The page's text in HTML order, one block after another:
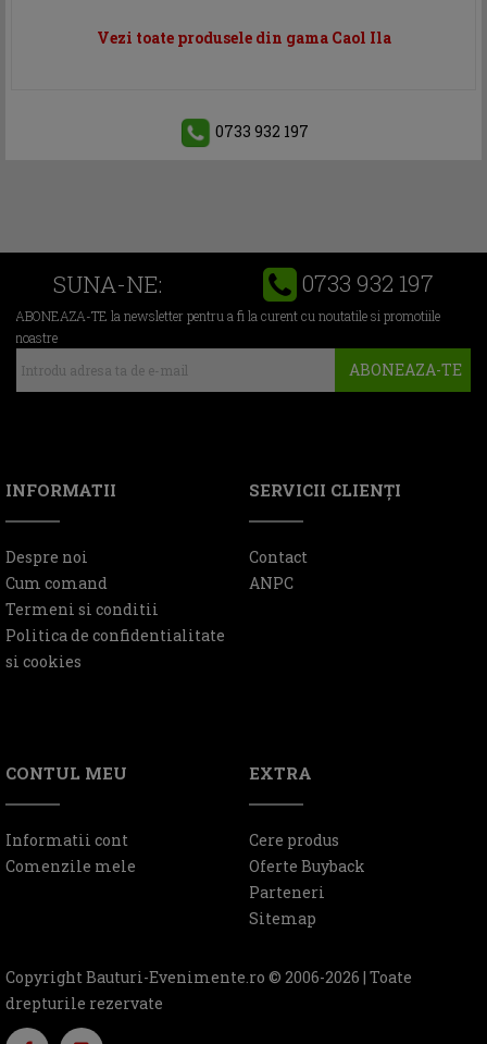
Vezi toate produsele din gama Caol Ila
0733 932 197
SUNA-NE: 0733 932 197
ABONEAZA-TE la newsletter pentru a fi la curent cu noutatile si promotiile
noastre
ABONEAZA-TE
INFORMATII
Despre noi
Cum comand
Termeni si conditii
Politica de confidentialitate
si cookies
SERVICII CLIENŢI
Contact
ANPC
CONTUL MEU
Informatii cont
Comenzile mele
EXTRA
Cere produs
Oferte Buyback
Parteneri
Sitemap
Copyright Bauturi-Evenimente.ro © 2006-2026 | Toate
drepturile rezervate